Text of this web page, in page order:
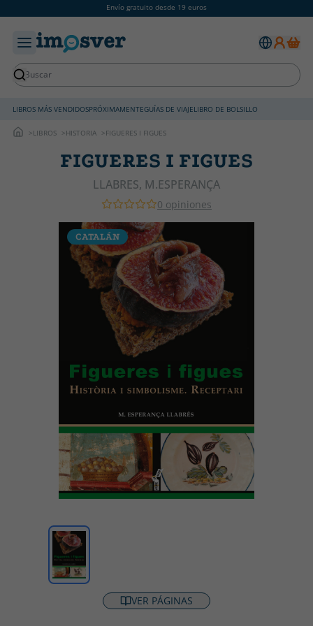
Envío gratuito desde 19 euros
LIBROS MÁS VENDIDOSPRÓXIMAMENTEGUÍAS DE VIAJELIBRO DE BOLSILLO
LIBROS HISTORIA FIGUERES I FIGUES
FIGUERES I FIGUES
LLABRES, M.ESPERANÇA
0 opiniones
CATALÁN
VER PÁGINAS